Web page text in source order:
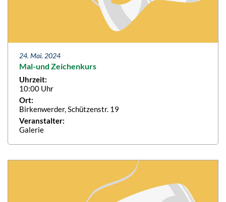
24. Mai. 2024
Mal-und Zeichenkurs
Uhrzeit:
10:00 Uhr
Ort:
Birkenwerder, Schützenstr. 19
Veranstalter:
Galerie